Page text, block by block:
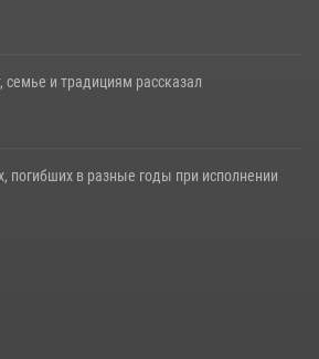
семье и традициям рассказал
погибших в разные годы при исполнении